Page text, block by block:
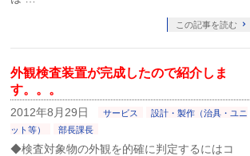
この記事を読む
外観検査装置が完成したので紹介しま
す。。。
2012年8月29日 サービス
設計・製作（治具・ユニ
ット等）
部長課長
◆検査対象物の外観を的確に判定するにはコ